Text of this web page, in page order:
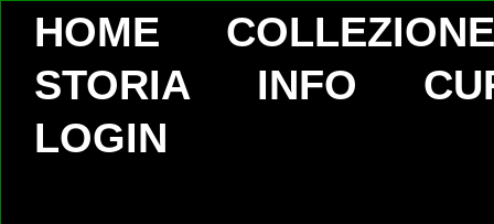
HOME
COLLEZIONE
STORIA
INFO
LOGIN